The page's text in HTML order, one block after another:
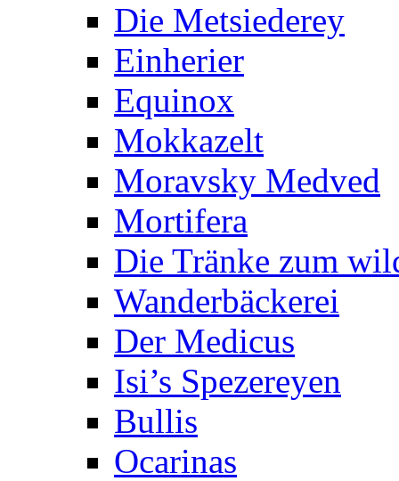
Die Metsiederey
Einherier
Equinox
Mokkazelt
Moravsky Medved
Mortifera
Die Tränke zum
Wanderbäckerei
Der Medicus
Isi’s Spezereyen
Bullis
Ocarinas